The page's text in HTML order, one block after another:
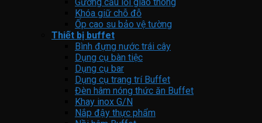
Gương cầu lồi giao thông
Khóa giữ chỗ đỗ
Ốp cao su bảo vệ tường
Thiết bị buffet
Bình đựng nước trái cây
Dụng cụ bàn tiệc
Dụng cụ bar
Dụng cụ trang trí Buffet
Đèn hâm nóng thức ăn Buffet
Khay inox G/N
Nắp đậy thực phẩm